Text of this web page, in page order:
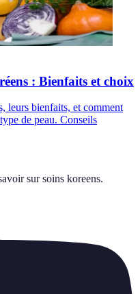
: Bienfaits et choix
leurs bienfaits, et comment
de peau. Conseils
sur soins koreens.